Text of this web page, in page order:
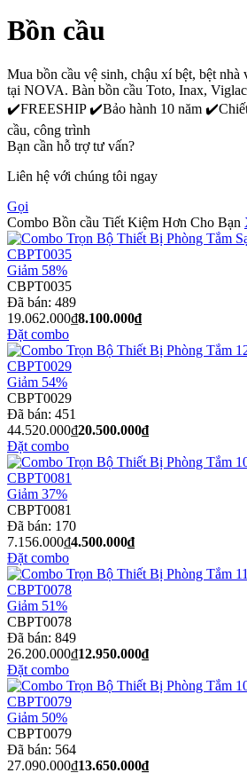
Bồn cầu
Mua bồn cầu vệ sinh, chậu xí bệt, bệt nhà
tại NOVA. Bàn bồn cầu Toto, Inax,
✔️FREESHIP ✔️Bảo hành 10 năm ✔️Chiết
cầu, công trình
Bạn cần hỗ trợ tư vấn?
Liên hệ với chúng tôi ngay
Gọi
Combo Bồn cầu Tiết Kiệm Hơn Cho Bạn
Giảm 58%
CBPT0035
Đã bán: 489
19.062.000₫8.100.000₫
Đặt combo
Giảm 54%
CBPT0029
Đã bán: 451
44.520.000₫20.500.000₫
Đặt combo
Giảm 37%
CBPT0081
Đã bán: 170
7.156.000₫4.500.000₫
Đặt combo
Giảm 51%
CBPT0078
Đã bán: 849
26.200.000₫12.950.000₫
Đặt combo
Giảm 50%
CBPT0079
Đã bán: 564
27.090.000₫13.650.000₫